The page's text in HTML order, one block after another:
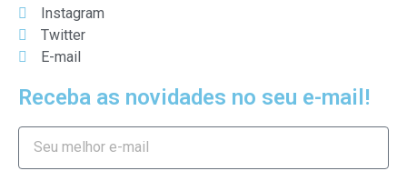
Instagram
Twitter
E-mail
Receba as novidades no seu e-mail!